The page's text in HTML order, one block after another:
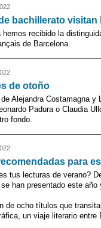
bachillerato visitan
hemos recibido la
de Barcelona.
de otoño
Alejandra Costamagna
Padura o Claudia
fondo.
para
tus lecturas de verano?
han presentado este año
de ocho títulos que
un viaje literario